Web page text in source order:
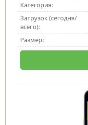
Категория:
Загрузок (сегодня/
всего):
Размер: